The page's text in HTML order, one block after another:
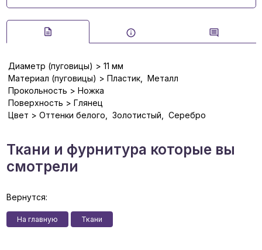
Диаметр (пуговицы) > 11 мм
Материал (пуговицы) > Пластик, Металл
Прокольность > Ножка
Поверхность > Глянец
Цвет > Оттенки белого, Золотистый, Серебро
Ткани и фурнитура которые вы
смотрели
Вернутся:
На главную Ткани